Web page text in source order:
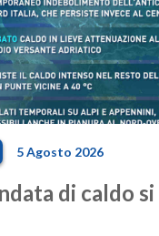
5 Agosto 2026
di caldo